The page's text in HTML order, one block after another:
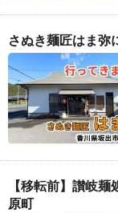
さぬき麺匠はま弥
【移転前】讃岐
原町